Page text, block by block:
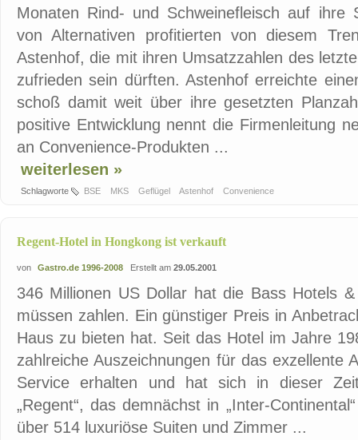
Monaten Rind- und Schweinefleisch auf ihre
von Alternativen profitierten von diesem
Astenhof, die mit ihren Umsatzzahlen des
zufrieden sein dürften. Astenhof erreichte
schoß damit weit über ihre gesetzten
positive Entwicklung nennt die Firmenleitung
an Convenience-Produkten ...
weiterlesen »
Schlagworte BSE MKS Geflügel Astenhof Convenience
Regent-Hotel in Hongkong ist verkauft
von Gastro.de 1996-2008 Erstellt am 29.05.2001
346 Millionen US Dollar hat die Bass Hotels
müssen zahlen. Ein günstiger Preis in
Haus zu bieten hat. Seit das Hotel im Jahre
zahlreiche Auszeichnungen für das exzellente
Service erhalten und hat sich in dieser
„Regent“, das demnächst in „Inter-
über 514 luxuriöse Suiten und Zimmer ...